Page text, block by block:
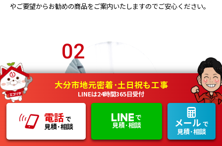
やご要望からお勧めの商品をご案内いたしますのでご安心ください。
02
大分市地元密着･土日祝も工事
LINEは24時間365日受付
電話で
見積･相談
で
見積･相談
メール で
見積･相談